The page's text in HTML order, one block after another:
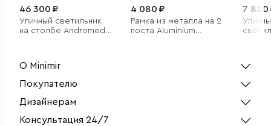
46 300 ₽
Уличный светильник
на столбе Andromeda
4 080 ₽
Рамка из металла на 2
поста Аluminium
7 820
О Minimir
Покупателю
Дизайнерам
Консультация 24/7